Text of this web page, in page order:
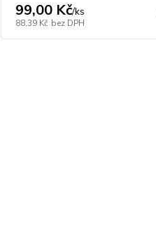
99,00 Kč/ks
88,39 Kč bez DPH